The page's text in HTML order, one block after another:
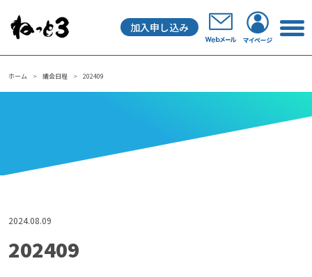
メインナビゲーション
加入申し込み
ホーム 議会日程 202409
2024.08.09
202409